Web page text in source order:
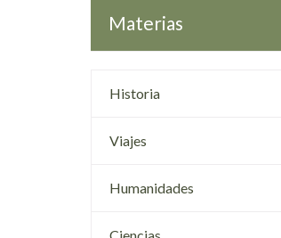
Materias
Historia
Viajes
Humanidades